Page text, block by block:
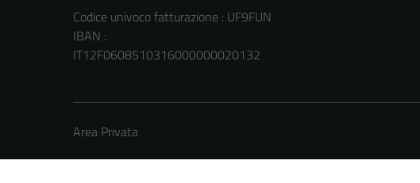
Codice univoco fatturazione : UF9FUN
IBAN :
IT12F0608510316000000020132
Area Privata